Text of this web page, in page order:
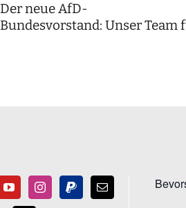
Der neue AfD-
Bundesvorstand: Unser